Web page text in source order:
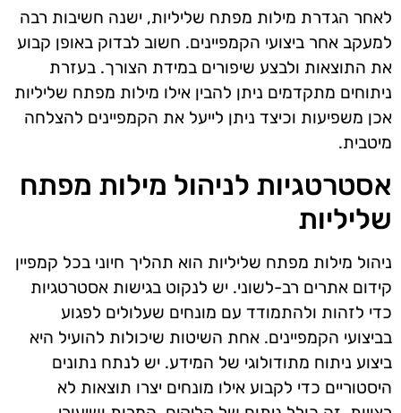
לאחר הגדרת מילות מפתח שליליות, ישנה חשיבות רבה
למעקב אחר ביצועי הקמפיינים. חשוב לבדוק באופן קבוע
את התוצאות ולבצע שיפורים במידת הצורך. בעזרת
ניתוחים מתקדמים ניתן להבין אילו מילות מפתח שליליות
אכן משפיעות וכיצד ניתן לייעל את הקמפיינים להצלחה
מיטבית.
אסטרטגיות לניהול מילות מפתח
שליליות
ניהול מילות מפתח שליליות הוא תהליך חיוני בכל קמפיין
קידום אתרים רב-לשוני. יש לנקוט בגישות אסטרטגיות
כדי לזהות ולהתמודד עם מונחים שעלולים לפגוע
בביצועי הקמפיינים. אחת השיטות שיכולות להועיל היא
ביצוע ניתוח מתודולוגי של המידע. יש לנתח נתונים
היסטוריים כדי לקבוע אילו מונחים יצרו תוצאות לא